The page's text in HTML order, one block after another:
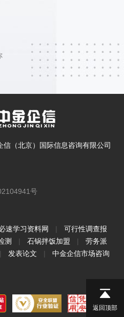
（北京）国际信息咨询有限公司
号
速学习资料网 |
可行性调查报
测 | 石锅拌饭加盟 |
劳务派
| 发表论文 |
中金企信市场咨询
返回顶部